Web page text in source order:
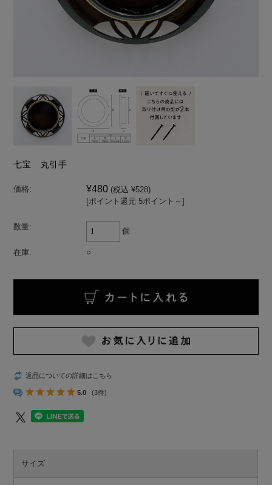
七宝 丸引手
価格: ¥480 (税込 ¥528)
[ポイント還元 5ポイント～]
数量: 個
在庫: ○
返品についての詳細はこちら
5.0 (3件)
サイズ